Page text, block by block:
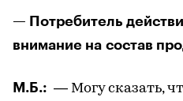
— Потребитель
внимание на состав
М.Б.: — Могу сказать,